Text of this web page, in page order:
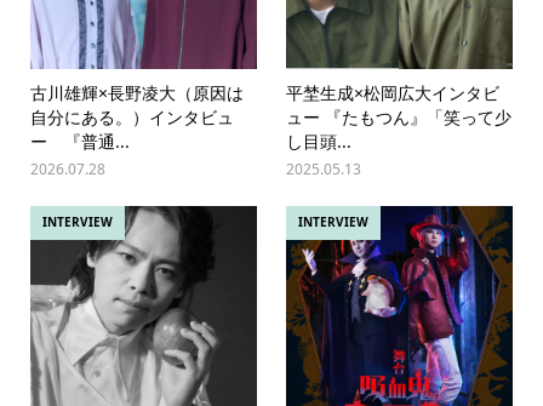
古川雄輝×長野凌大（原因は
自分にある。）インタビュ
ー 『普通...
2026.07.28
平埜生成×松岡広大インタビ
ュー 『たもつん』「笑って少
し目頭...
2025.05.13
INTERVIEW INTERVIEW